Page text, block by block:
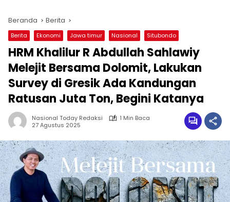
Beranda Berita
Berita Ekonomi Jawa timur Nasional Situbondo
HRM Khalilur R Abdullah Sahlawiy
Melejit Bersama Dolomit, Lakukan
Survey di Gresik Ada Kandungan
Ratusan Juta Ton, Begini Katanya
Nasional Today Redaksi
1 Min Baca
27 Agustus 2025